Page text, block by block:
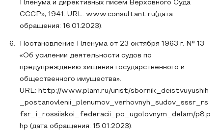
Пленума и директивных писем Верховного Суда
СССР», 1941. URL: www.consultant.ru(дата
обращения: 16.01.2023).
Постановление Пленума от 23 октября 1963 г. № 13
«Об усилении деятельности судов по
предупреждению хищения государственного и
общественного имущества».
URL: http://www.plam.ru/urist/sbornik_deistvuyushih
_postanovlenii_plenumov_verhovnyh_sudov_sssr_rs
fsr_i_rossiiskoi_federacii_po_ugolovnym_delam/p8.p
hp (дата обращения: 15.01.2023).